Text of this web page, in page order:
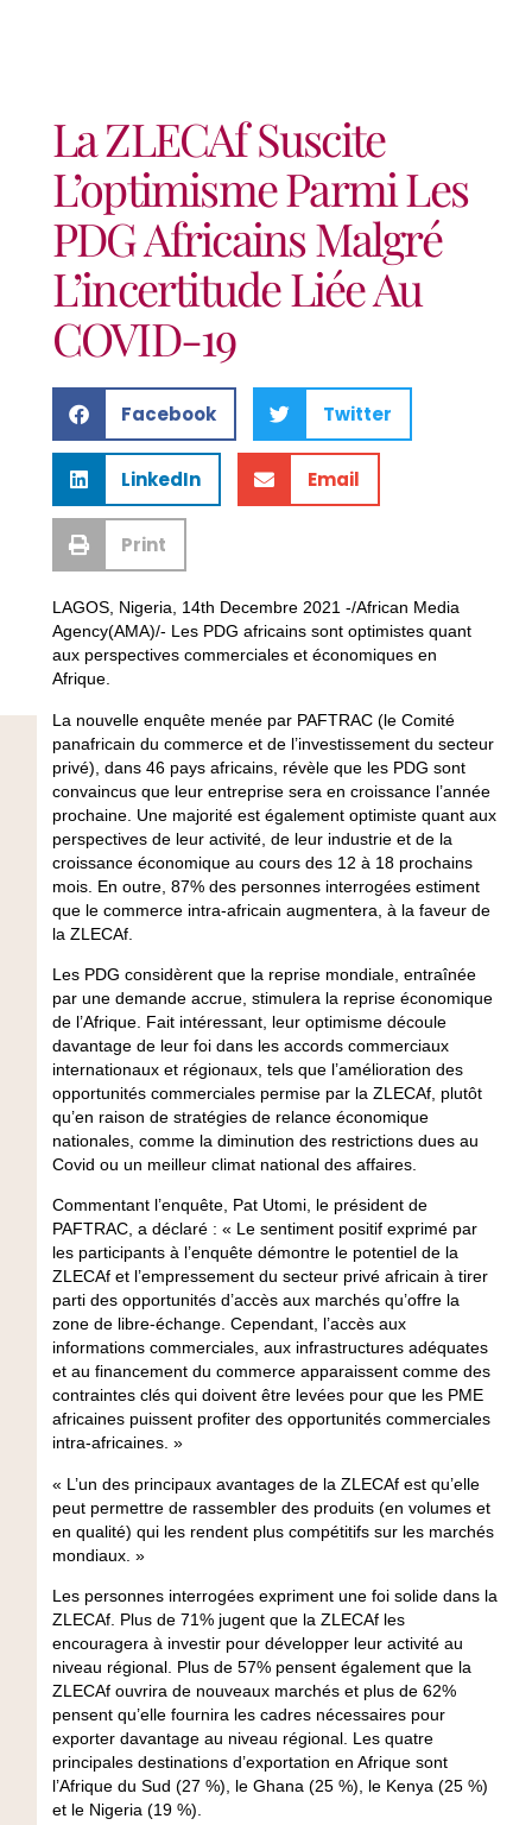
La ZLECAf Suscite
L’optimisme Parmi Les
PDG Africains Malgré
L’incertitude Liée Au
COVID-19
Facebook Twitter
LinkedIn Email
Print
LAGOS, Nigeria, 14th Decembre 2021 -/African Media
Agency(AMA)/- Les PDG africains sont optimistes quant
aux perspectives commerciales et économiques en
Afrique.
La nouvelle enquête menée par PAFTRAC (le Comité
panafricain du commerce et de l’investissement du secteur
privé), dans 46 pays africains, révèle que les PDG sont
convaincus que leur entreprise sera en croissance l’année
prochaine. Une majorité est également optimiste quant aux
perspectives de leur activité, de leur industrie et de la
croissance économique au cours des 12 à 18 prochains
mois. En outre, 87% des personnes interrogées estiment
que le commerce intra-africain augmentera, à la faveur de
la ZLECAf.
Les PDG considèrent que la reprise mondiale, entraînée
par une demande accrue, stimulera la reprise économique
de l’Afrique. Fait intéressant, leur optimisme découle
davantage de leur foi dans les accords commerciaux
internationaux et régionaux, tels que l’amélioration des
opportunités commerciales permise par la ZLECAf, plutôt
qu’en raison de stratégies de relance économique
nationales, comme la diminution des restrictions dues au
Covid ou un meilleur climat national des affaires.
Commentant l’enquête, Pat Utomi, le président de
PAFTRAC, a déclaré : « Le sentiment positif exprimé par
les participants à l’enquête démontre le potentiel de la
ZLECAf et l’empressement du secteur privé africain à tirer
parti des opportunités d’accès aux marchés qu’offre la
zone de libre-échange. Cependant, l’accès aux
informations commerciales, aux infrastructures adéquates
et au financement du commerce apparaissent comme des
contraintes clés qui doivent être levées pour que les PME
africaines puissent profiter des opportunités commerciales
intra-africaines. »
« L’un des principaux avantages de la ZLECAf est qu’elle
peut permettre de rassembler des produits (en volumes et
en qualité) qui les rendent plus compétitifs sur les marchés
mondiaux. »
Les personnes interrogées expriment une foi solide dans la
ZLECAf. Plus de 71% jugent que la ZLECAf les
encouragera à investir pour développer leur activité au
niveau régional. Plus de 57% pensent également que la
ZLECAf ouvrira de nouveaux marchés et plus de 62%
pensent qu’elle fournira les cadres nécessaires pour
exporter davantage au niveau régional. Les quatre
principales destinations d’exportation en Afrique sont
l’Afrique du Sud (27 %), le Ghana (25 %), le Kenya (25 %)
et le Nigeria (19 %).